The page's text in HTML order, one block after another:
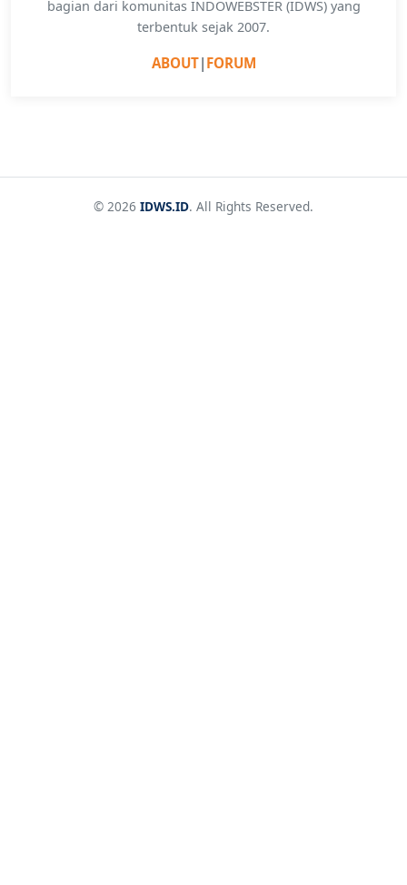
bagian dari komunitas INDOWEBSTER (IDWS) yang
terbentuk sejak 2007.
ABOUT| FORUM
© 2026 IDWS.ID. All Rights Reserved.